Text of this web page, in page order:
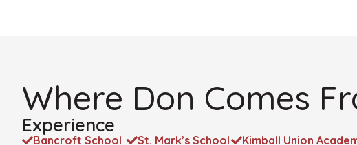
Where Don Comes
Experience
Bancroft School St. Mark’s School Kimball Union